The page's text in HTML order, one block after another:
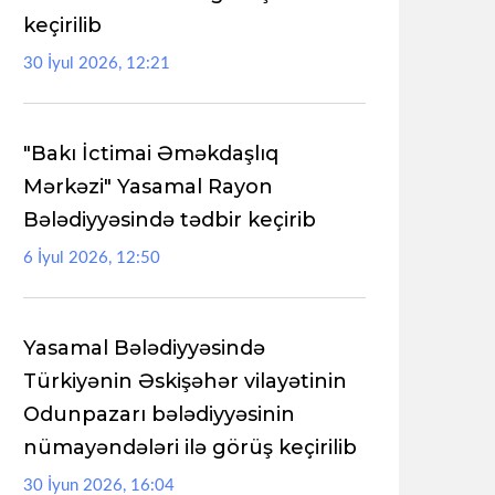
keçirilib
30 İyul 2026, 12:21
"Bakı İctimai Əməkdaşlıq
Mərkəzi" Yasamal Rayon
Bələdiyyəsində tədbir keçirib
6 İyul 2026, 12:50
Yasamal Bələdiyyəsində
Türkiyənin Əskişəhər vilayətinin
Odunpazarı bələdiyyəsinin
nümayəndələri ilə görüş keçirilib
30 İyun 2026, 16:04